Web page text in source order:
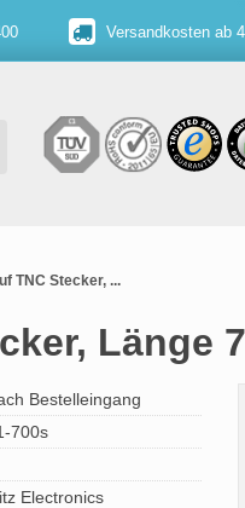
Versandkosten ab
TNC Stecker, ...
Länge
Bestelleingang
700s
Electronics